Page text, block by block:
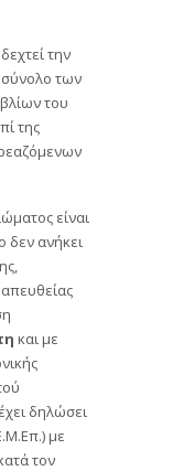
την
των
του
της
είναι
ανήκει
και με
δηλώσει
με
τον